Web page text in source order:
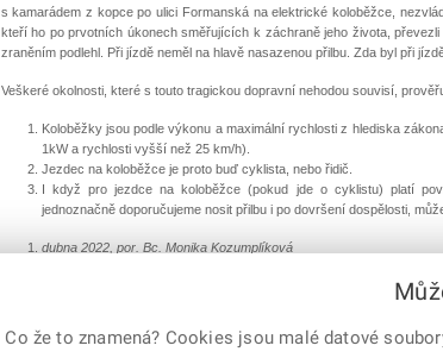
s kamarádem z kopce po ulici Formanská na elektrické koloběžce,
kteří ho po prvotních úkonech směřujících k záchraně jeho života,
zraněním podlehl. Při jízdě neměl na hlavě nasazenou přilbu. Zda byl při
Veškeré okolnosti, které s touto tragickou dopravní nehodou souvisí,
Koloběžky jsou podle výkonu a maximální rychlosti z hlediska
1kW a rychlosti vyšší než 25 km/h).
Jezdec na koloběžce je proto buď cyklista, nebo řidič.
I když pro jezdce na koloběžce (pokud jde o cyklistu) platí
jednoznačně doporučujeme nosit přilbu i po dovršení dospělosti,
dubna 2022, por. Bc. Monika Kozumplíková
Co že to znamená? Cookies jsou malé datové